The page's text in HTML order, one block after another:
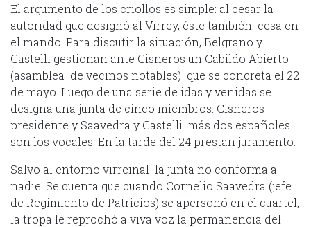
El argumento de los criollos es simple: al cesar la
autoridad que designó al Virrey, éste también cesa en
el mando. Para discutir la situación, Belgrano y
Castelli gestionan ante Cisneros un Cabildo Abierto
(asamblea de vecinos notables) que se concreta el 22
de mayo. Luego de una serie de idas y venidas se
designa una junta de cinco miembros: Cisneros
presidente y Saavedra y Castelli más dos españoles
son los vocales. En la tarde del 24 prestan juramento.
Salvo al entorno virreinal la junta no conforma a
nadie. Se cuenta que cuando Cornelio Saavedra (jefe
de Regimiento de Patricios) se apersonó en el cuartel,
la tropa le reprochó a viva voz la permanencia del